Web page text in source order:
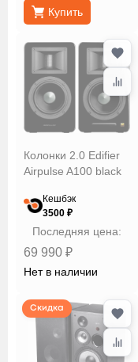
Купить
Колонки 2.0 Edifier
Airpulse A100 black
Кешбэк
3500 ₽
Последняя цена:
69 990 ₽
Нет в наличии
Скидка